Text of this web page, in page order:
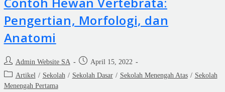
Pengertian, Morfologi, dan
Anatomi
Admin Website SA
April 15, 2022
Artikel / Sekolah / Sekolah Dasar / Sekolah Menengah Atas / Sekolah
Menengah Pertama